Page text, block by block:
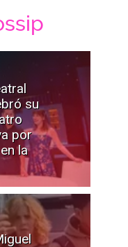
su
por
la